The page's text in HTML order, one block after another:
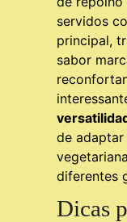
servidos
principal,
sabor
de
diferentes
Dicas